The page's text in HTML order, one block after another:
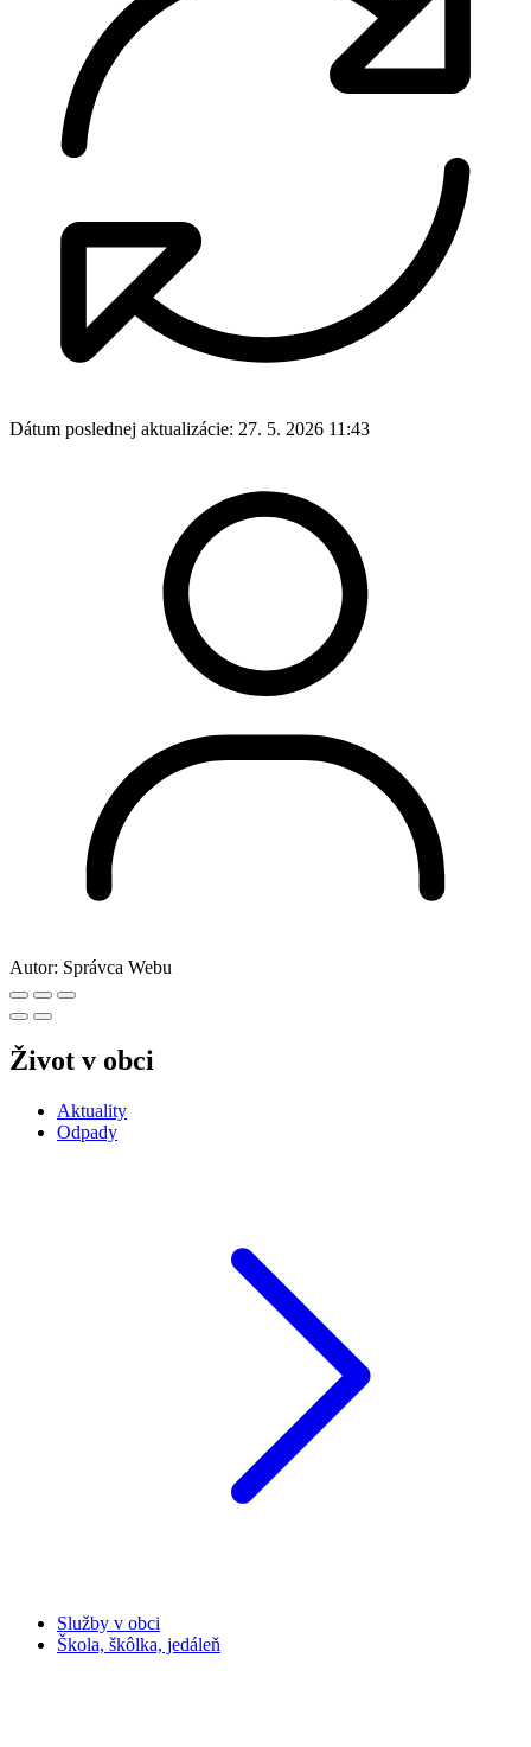
Dátum poslednej aktualizácie: 27. 5. 2026 11:43
Autor: Správca Webu
Život v obci
Aktuality
Odpady
Služby v obci
Škola, škôlka, jedáleň